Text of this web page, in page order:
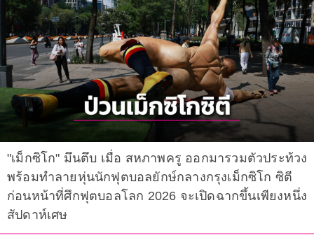
"เม็กซิโก" มึนตึบ เมื่อ สหภาพครู ออกมารวมตัวประท้วง
พร้อมทำลายหุ่นนักฟุตบอลยักษ์กลางกรุงเม็กซิโก ซิตี
ก่อนหน้าที่ศึกฟุตบอลโลก 2026 จะเปิดฉากขึ้นเพียงหนึ่ง
สัปดาห์เศษ